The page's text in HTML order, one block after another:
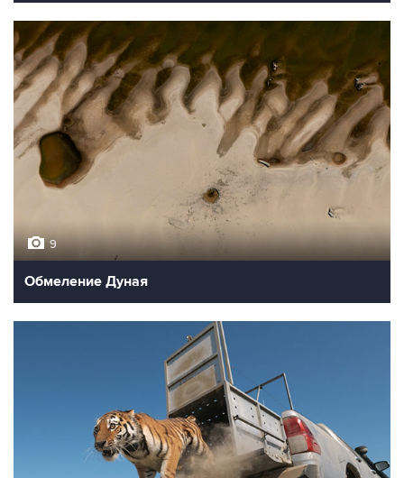
9
Обмеление Дуная